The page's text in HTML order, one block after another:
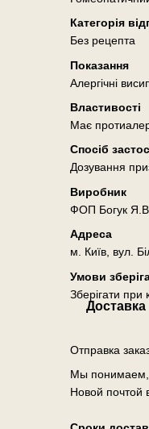
Категорія
Без рецепта
Показання
Алергічні
Властивості
Має
Спосіб
Дозування
Виробник
ФОП Богук
Адреса
м. Київ, вул.
Умови
Зберігати при
Доставка
Отправка
Мы понимаем,
Новой почтой